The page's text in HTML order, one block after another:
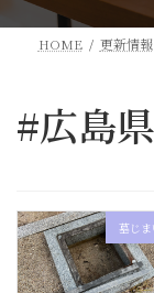
ッ
移
HOME 更新情報
#広島
墓じま